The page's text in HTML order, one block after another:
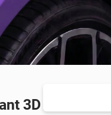
3D